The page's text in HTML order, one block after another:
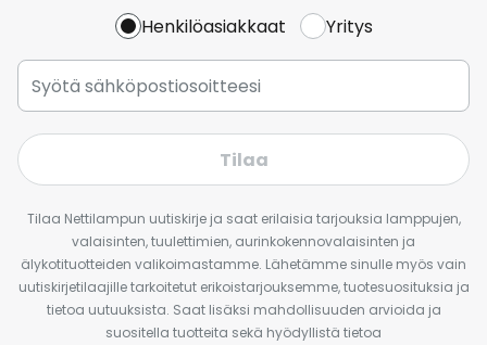
Henkilöasiakkaat Yritys
Tilaa
Tilaa Nettilampun uutiskirje ja saat erilaisia tarjouksia lamppujen,
valaisinten, tuulettimien, aurinkokennovalaisinten ja
älykotituotteiden valikoimastamme. Lähetämme sinulle myös vain
uutiskirjetilaajille tarkoitetut erikoistarjouksemme, tuotesuosituksia ja
tietoa uutuuksista. Saat lisäksi mahdollisuuden arvioida ja
suositella tuotteita sekä hyödyllistä tietoa